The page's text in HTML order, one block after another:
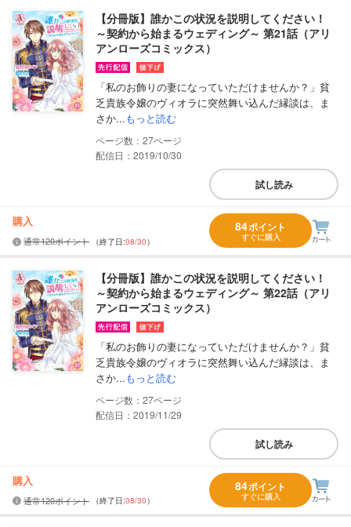
【分冊版】誰かこの状況を説明してください！
～契約から始まるウェディング～ 第21話（アリ
アンローズコミックス）
「私のお飾りの妻になっていただけませんか？」貧
乏貴族令嬢のヴィオラに突然舞い込んだ縁談は、ま
さか...もっと読む
27
配信日：2019/10/30
試し読み
購入
通常120ポイント （終了日:08/30）
84ポイント
すぐに購入
【分冊版】誰かこの状況を説明してください！
～契約から始まるウェディング～ 第22話（アリ
アンローズコミックス）
「私のお飾りの妻になっていただけませんか？」貧
乏貴族令嬢のヴィオラに突然舞い込んだ縁談は、ま
さか...もっと読む
27
配信日：2019/11/29
試し読み
購入
通常120ポイント （終了日:08/30）
84ポイント
すぐに購入